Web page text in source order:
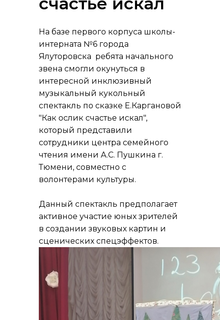
На базе первого корпуса школы-
интерната №6 города
Ялуторовска ребята начального
звена смогли окунуться в
интересной инклюзивный
музыкальный кукольный
спектакль по сказке Е.Каргановой
"Как ослик счастье искал",
который представили
сотрудники центра семейного
чтения имени А.С. Пушкина г.
Тюмени, совместно с
волонтерами культуры.
Данный спектакль предполагает
активное участие юных зрителей
в создании звуковых картин и
сценических спецэффектов.